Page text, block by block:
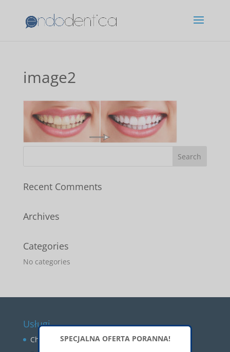
image2
Recent Comments
Archives
Categories
No categories
Usługi
Chirurgia stomatologiczna
SPECJALNA OFERTA PORANNA!